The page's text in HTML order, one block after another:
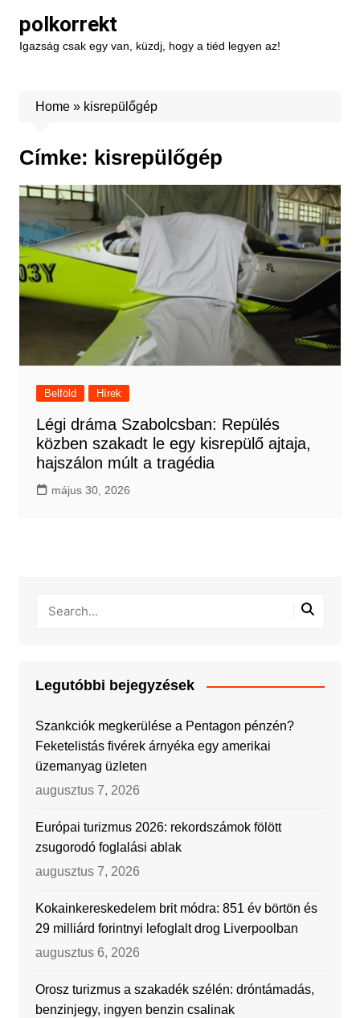
content
polkorrekt
Igazság csak egy van, küzdj, hogy a tiéd legyen az!
Home» kisrepülőgép
Címke: kisrepülőgép
Belföld Hírek
Légi dráma Szabolcsban: Repülés
közben szakadt le egy kisrepülő ajtaja,
hajszálon múlt a tragédia
május 30, 2026
Legutóbbi bejegyzések
Szankciók megkerülése a Pentagon pénzén?
Feketelistás fivérek árnyéka egy amerikai
üzemanyag üzleten
augusztus 7, 2026
Európai turizmus 2026: rekordszámok fölött
zsugorodó foglalási ablak
augusztus 7, 2026
Kokainkereskedelem brit módra: 851 év börtön és
29 milliárd forintnyi lefoglalt drog Liverpoolban
augusztus 6, 2026
Orosz turizmus a szakadék szélén: dróntámadás,
benzinjegy, ingyen benzin csalinak